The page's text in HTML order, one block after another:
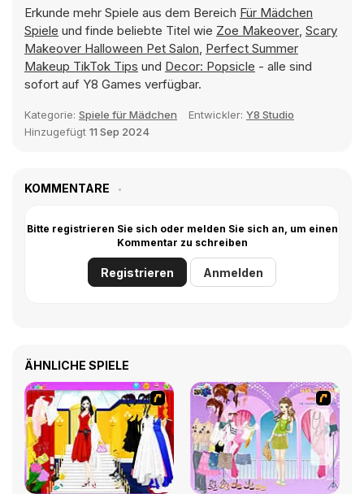
Erkunde mehr Spiele aus dem Bereich Für Mädchen
Spiele und finde beliebte Titel wie Zoe Makeover, Scary
Makeover Halloween Pet Salon, Perfect Summer
Makeup TikTok Tips und Decor: Popsicle - alle sind
sofort auf Y8 Games verfügbar.
Kategorie: Spiele für Mädchen Entwickler: Y8 Studio
Hinzugefügt 11 Sep 2024
KOMMENTARE
Bitte registrieren Sie sich oder melden Sie sich an, um einen
Kommentar zu schreiben
Registrieren Anmelden
ÄHNLICHE SPIELE